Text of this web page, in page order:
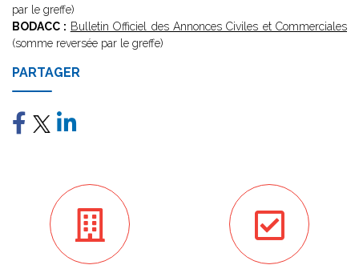
par le greffe)
BODACC : Bulletin Officiel des Annonces Civiles et Commerciales
(somme reversée par le greffe)
PARTAGER